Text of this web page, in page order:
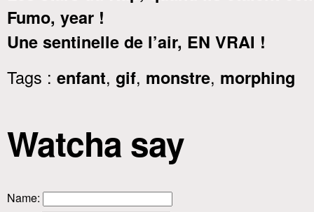
Fumo, year !
Une sentinelle de l’air, EN VRAI !
Tags : enfant, gif, monstre, morphing
Watcha say
Name: